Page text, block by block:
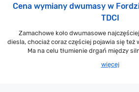
Cena wymiany dwumasy w
TDCI
Zamachowe koło dwumasowe
diesla, chociaż coraz częściej pojawia się też
Ma na celu tłumienie drgań między
więcej